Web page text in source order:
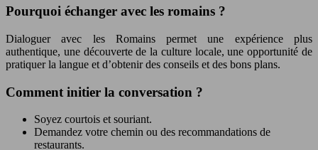
Pourquoi échanger avec les romains ?
Dialoguer avec les Romains permet une expérience plus
authentique, une découverte de la culture locale, une opportunité de
pratiquer la langue et d’obtenir des conseils et des bons plans.
Comment initier la conversation ?
Soyez courtois et souriant.
Demandez votre chemin ou des recommandations de
restaurants.